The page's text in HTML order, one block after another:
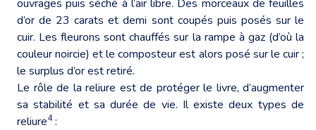
ouvrages puis séché à l’air libre. Des morceaux de feuilles
d’or de 23 carats et demi sont coupés puis posés sur le
cuir. Les fleurons sont chauffés sur la rampe à gaz (d’où la
couleur noircie) et le composteur est alors posé sur le cuir ;
le surplus d’or est retiré.
Le rôle de la reliure est de protéger le livre, d’augmenter
sa stabilité et sa durée de vie. Il existe deux types de
reliure4: